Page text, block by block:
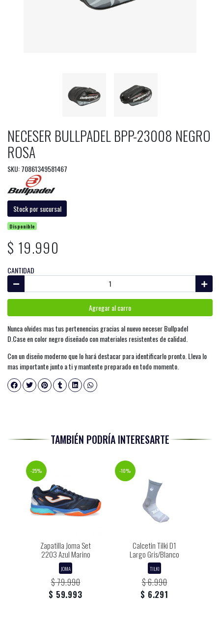
NECESER BULLPADEL BPP-23008 NEGRO
ROSA
SKU: 70861349581467
Stock por sucursal
Disponible
$ 19.990
CANTIDAD
Agregar al carro
Nunca olvides mas tus pertenencias gracias al nuevo neceser Bullpadel
D.Case en color negro diseñado con materiales resistentes de calidad.
Con un diseño moderno que lo hará destacar para identificarlo pronto. Lleva lo
mas importante junto a ti y mantente preparado en todo momento.
TAMBIÉN PODRÍA INTERESARTE
-25%
Zapatilla Joma Set
2203 Azul Marino
JOMA
$ 79.990
$ 59.993
-10%
Calcetin Tilki D1
Largo Gris/Blanco
TILKI
$ 6.990
$ 6.291